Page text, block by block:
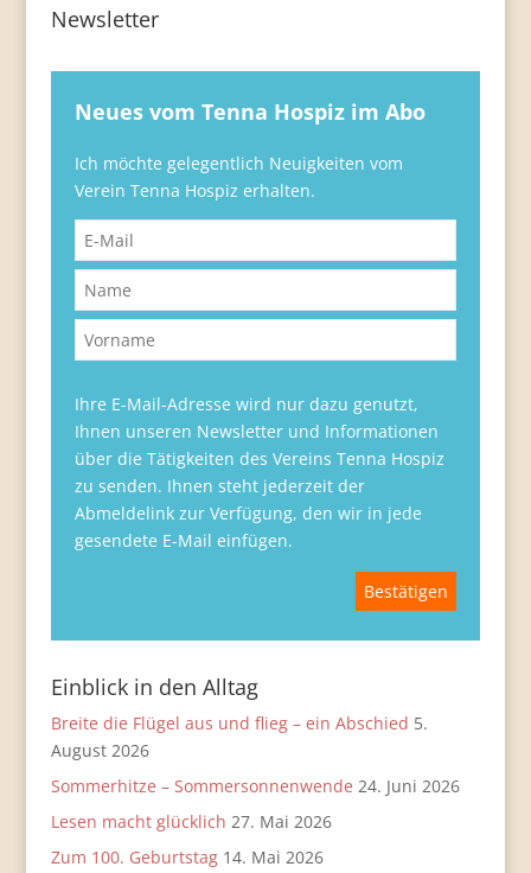
Newsletter
Neues vom Tenna Hospiz im Abo
Ich möchte gelegentlich Neuigkeiten vom
Verein Tenna Hospiz erhalten.
Ihre E-Mail-Adresse wird nur dazu genutzt,
Ihnen unseren Newsletter und Informationen
über die Tätigkeiten des Vereins Tenna Hospiz
zu senden. Ihnen steht jederzeit der
Abmeldelink zur Verfügung, den wir in jede
gesendete E-Mail einfügen.
Einblick in den Alltag
Breite die Flügel aus und flieg – ein Abschied 5.
August 2026
Sommerhitze – Sommersonnenwende 24. Juni 2026
Lesen macht glücklich 27. Mai 2026
Zum 100. Geburtstag 14. Mai 2026